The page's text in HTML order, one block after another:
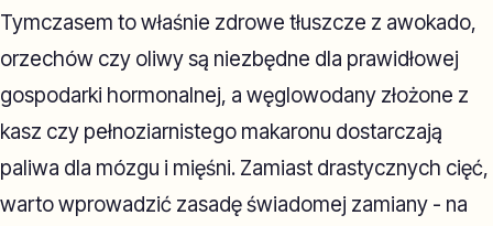
Tymczasem to właśnie zdrowe tłuszcze z awokado,
orzechów czy oliwy są niezbędne dla prawidłowej
gospodarki hormonalnej, a węglowodany złożone z
kasz czy pełnoziarnistego makaronu dostarczają
paliwa dla mózgu i mięśni. Zamiast drastycznych cięć,
warto wprowadzić zasadę świadomej zamiany - na